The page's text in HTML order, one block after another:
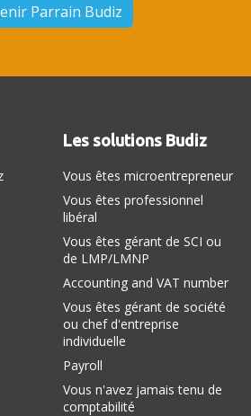
Parrain Budiz
Les solutions Budiz
Vous êtes microentrepreneur
Vous êtes professionnel
libéral
Vous êtes gérant de SCI ou
de LMP/LMNP
Accounting and VAT number
Vous êtes gérant de société
ou chef d'entreprise
individuelle
Payroll
Vous n'avez jamais tenu de
comptabilité